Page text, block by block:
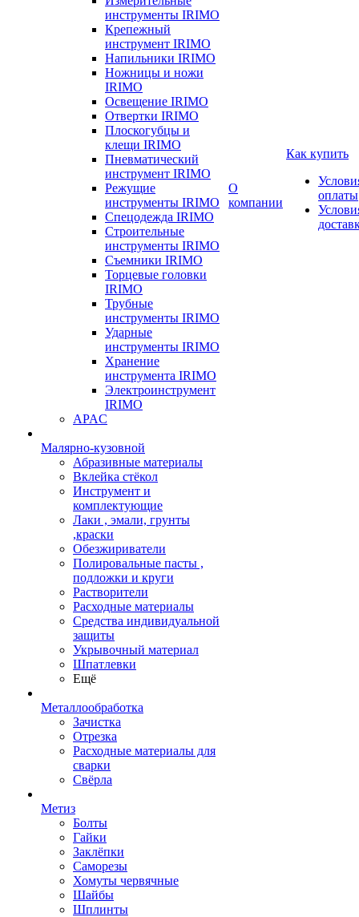
инструменты IRIMO
Крепежный
инструмент IRIMO
Напильники IRIMO
Ножницы и ножи
IRIMO
Освещение IRIMO
Отвертки IRIMO
Плоскогубцы и
клещи IRIMO
Пневматический
инструмент IRIMO
Режущие
инструменты IRIMO
Спецодежда IRIMO
Строительные
инструменты IRIMO
Съемники IRIMO
Торцевые головки
IRIMO
Трубные
инструменты IRIMO
Ударные
инструменты IRIMO
Хранение
инструмента IRIMO
Электроинструмент
IRIMO
APAC
Малярно-кузовной
Абразивные материалы
Вклейка стёкол
Инструмент и
комплектующие
Лаки , эмали, грунты
,краски
Обезжириватели
Полировальные пасты ,
подложки и круги
Растворители
Расходные материалы
Средства индивидуальной
защиты
Укрывочный материал
Шпатлевки
Ещё
Металлообработка
Зачистка
Отрезка
Расходные материалы для
сварки
Свёрла
Метиз
Болты
Гайки
Заклёпки
Саморезы
Хомуты червячные
Шайбы
Шплинты
О
компании
Как купить
оплаты